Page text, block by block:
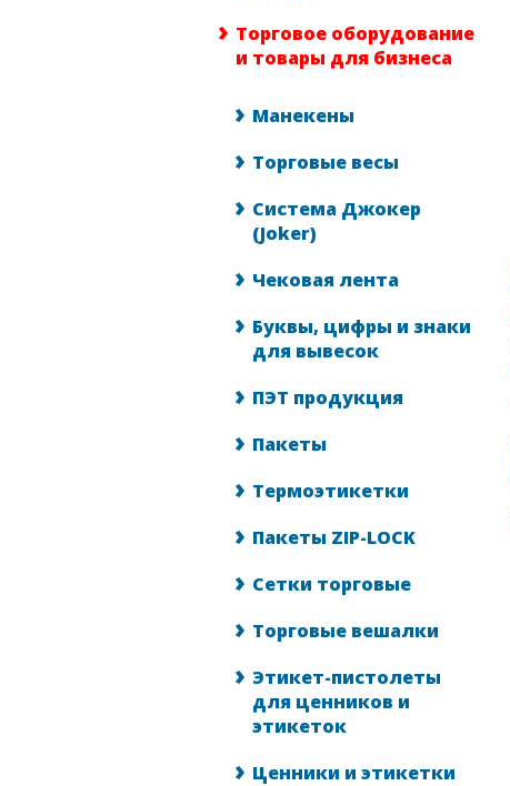
Торговое оборудование
и товары для бизнеса
Манекены
Торговые весы
Система Джокер
(Joker)
Чековая лента
Буквы, цифры и знаки
для вывесок
ПЭТ продукция
Пакеты
Термоэтикетки
Пакеты ZIP-LOCK
Сетки торговые
Торговые вешалки
Этикет-пистолеты
для ценников и
этикеток
Ценники и этикетки